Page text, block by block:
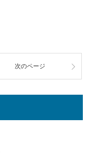
次のページ